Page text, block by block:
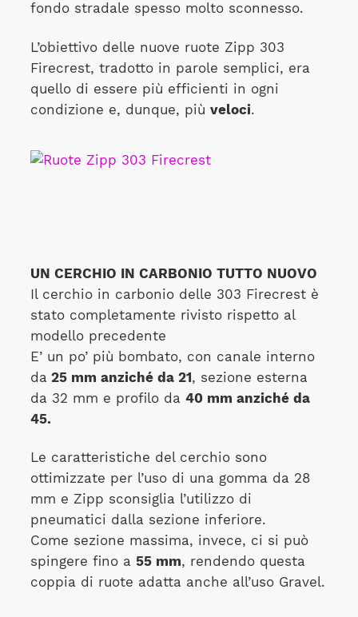
fondo stradale spesso molto sconnesso.
L’obiettivo delle nuove ruote Zipp 303
Firecrest, tradotto in parole semplici, era
quello di essere più efficienti in ogni
condizione e, dunque, più veloci.
UN CERCHIO IN CARBONIO TUTTO NUOVO
Il cerchio in carbonio delle 303 Firecrest è
stato completamente rivisto rispetto al
modello precedente
E’ un po’ più bombato, con canale interno
da 25 mm anziché da 21, sezione esterna
da 32 mm e profilo da 40 mm anziché da
45.
Le caratteristiche del cerchio sono
ottimizzate per l’uso di una gomma da 28
mm e Zipp sconsiglia l’utilizzo di
pneumatici dalla sezione inferiore.
Come sezione massima, invece, ci si può
spingere fino a 55 mm, rendendo questa
coppia di ruote adatta anche all’uso Gravel.